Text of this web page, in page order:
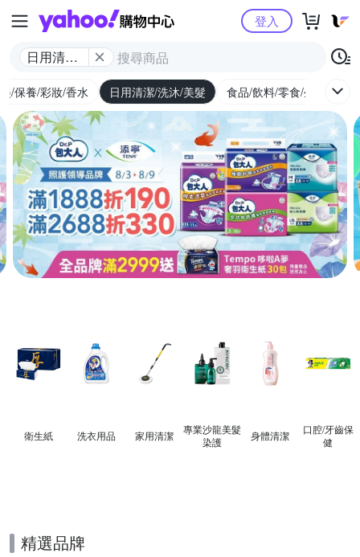
Yahoo購物中心
日用清潔/
登入
/保養/彩妝/香水 日用清潔/洗沐/美髮 食品/飲料/零食/生鮮
衛生紙 洗衣用品 家用清潔
專業沙龍美髮
染護
身體清潔
口腔/牙齒保
健
精選品牌